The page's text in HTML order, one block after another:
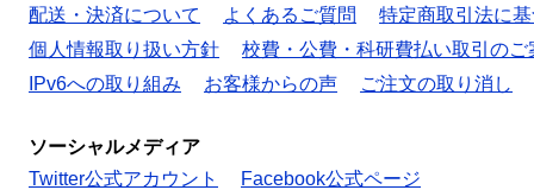
配送・決済について
よくあるご質問
特定商取引法に
個人情報取り扱い方針
校費・公費・科研費払い取引のご
IPv6への取り組み
お客様からの声 ご注文の取り消し
ソーシャルメディア
Twitter公式アカウント
Facebook公式ページ